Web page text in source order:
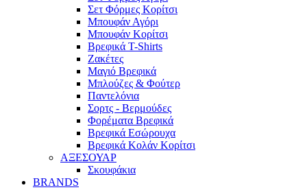
Σετ Φόρμες Κορίτσι
Mπουφάν Αγόρι
Mπουφάν Κορίτσι
Βρεφικά T-Shirts
Ζακέτες
Μαγιό Βρεφικά
Mπλούζες & Φούτερ
Παντελόνια
Σορτς - Βερμούδες
Φορέματα Βρεφικά
Βρεφικά Εσώρουχα
Βρεφικά Κολάν Κορίτσι
ΑΞΕΣΟΥΑΡ
Σκουφάκια
BRANDS